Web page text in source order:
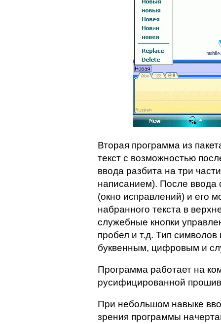
Вторая программа из
текст с возможностью
ввода разбита на три
написанием). После ввода
(окно исправлений) и его
набранного текста в
служебные кнопки
пробел и т.д. Тип
буквенным, цифровым и
Программа работает на
русифицированной
При небольшом навыке
зрения программы